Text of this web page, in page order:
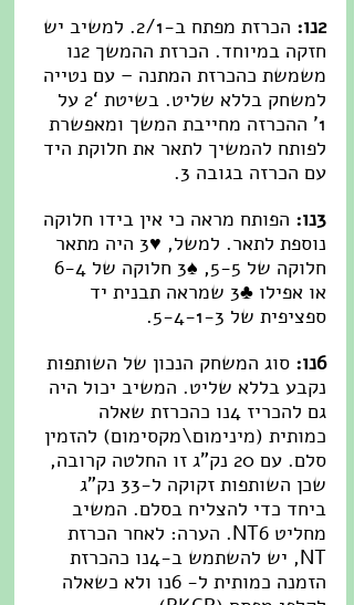
2נו:
הכרזת מפתח ב-2/1. למשיב יש
חזקה במיוחד. הכרזת ההמשך 2נו
משמשת כהכרזת המתנה – עם נטייה
למשחק בללא שליט. בשיטת ‘2 על
1’ ההכרזה מחייבת המשך ומאפשרת
לפותח להמשיך לתאר את חלוקת היד
עם הכרזה בגובה 3.
3נו:
הפותח מראה כי אין בידו חלוקה
נוספת לתאר. למשל, ♥3 היה מתאר
או אפילו ♣3 שמראה תבנית יד
ספציפית של 5-4-1-3.
6נו:
סוג המשחק הנכון של השותפות
נקבע בללא שליט. המשיב יכול היה
גם להכריז 4נו כהכרזת שאלה
כמותית (מינימום\מקסימום) להזמין
סלם. עם 20 נק"ג זו החלטה קרובה,
שכן השותפות זקוקה ל-33 נק"ג
ביחד כדי להצליח בסלם. המשיב
מחליט NT6. הערה: לאחר הכרזת
NT, יש להשתמש ב-4נו כהכרזת
הזמנה כמותית ל- 6נו ולא כשאלה